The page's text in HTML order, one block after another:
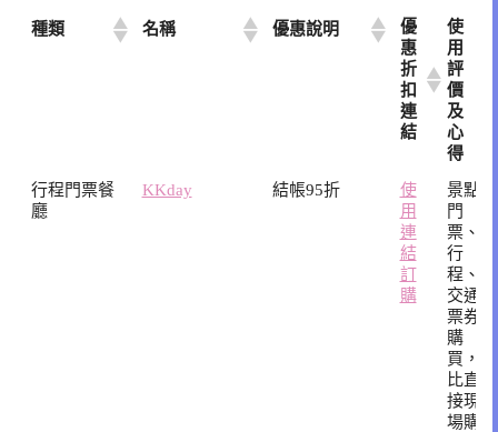
種類 名稱 優惠說明
優
惠
折
扣
連
結
使
用
評
價
及
心
得
種類
名稱 優惠說明
優
惠
折
扣
連
結
使
用
評
價
及
心
得
行程門票餐
廳
KKday 結帳95折
使
用
連
結
訂
購
景點
門
票、
行
程、
交通
票券
購
買，
比直
接現
場購